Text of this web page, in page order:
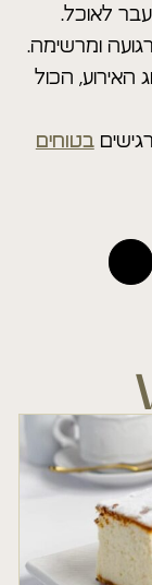
לאוכל.
ומרשימה.
האירוע, הכול
בטוחים